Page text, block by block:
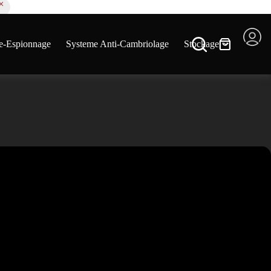
Espionnage Systeme Anti-Cambriolage Stockage
ou retourner le produit